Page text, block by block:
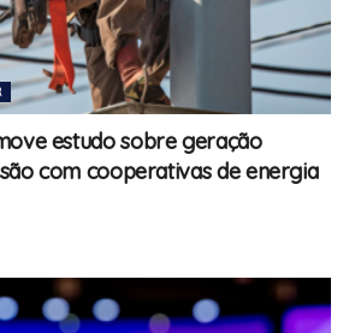
estudo sobre geração
com cooperativas de energia